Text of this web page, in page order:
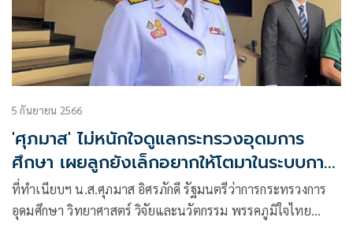
5 กันยายน 2566
'ศุภมาส' ไม่หนักใจดูแลกระทรวงอุดมการ
ศึกษา เผยลูกยังเล็กอยากให้โตมาในระบบการ
ศึกษาที่ดี
ที่ทำเนียบฯ น.ส.ศุภมาส อิศรภักดี รัฐมนตรีว่าการกระทรวงการ
อุดมศึกษา วิทยาศาสตร์ วิจัยและนวัตกรรม พรรคภูมิใจไทย